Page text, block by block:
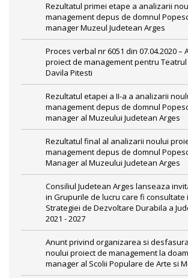
Rezultatul primei etape a analizarii
management depus de domnul
manager Muzeul Judetean Arges
Proces verbal nr 6051 din 07.04.2020 –
proiect de management pentru
Davila Pitesti
Rezultatul etapei a II-a a analizarii
management depus de domnul
manager al Muzeului Judetean Arges
Rezultatul final al analizarii noului
management depus de domnul
Manager al Muzeului Judetean Arges
Consiliul Judetean Arges lanseaza
in Grupurile de lucru care fi
Strategiei de Dezvoltare Durabila a
2021 - 2027
Anunt privind organizarea si
noului proiect de management la
manager al Scolii Populare de Arte si